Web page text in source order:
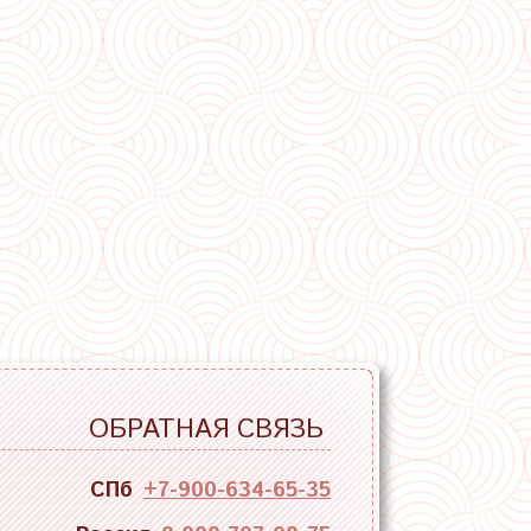
ОБРАТНАЯ СВЯЗЬ
СПб +7-900-634-65-35